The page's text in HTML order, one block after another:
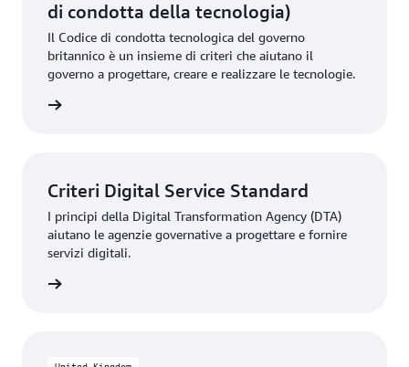
di condotta della tecnologia)
Il Codice di condotta tecnologica del governo
britannico è un insieme di criteri che aiutano il
governo a progettare, creare e realizzare le tecnologie.
Criteri Digital Service Standard
I principi della Digital Transformation Agency (DTA)
aiutano le agenzie governative a progettare e fornire
servizi digitali.